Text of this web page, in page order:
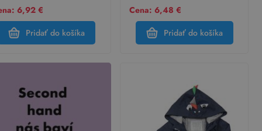
Primark
6,92 €
Pridať do košíka
Cena: 6,48 €
Pridať do košíka